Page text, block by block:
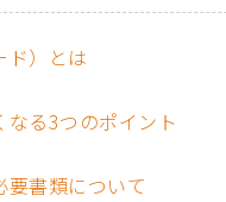
ド）とは
る3つのポイント
書類について